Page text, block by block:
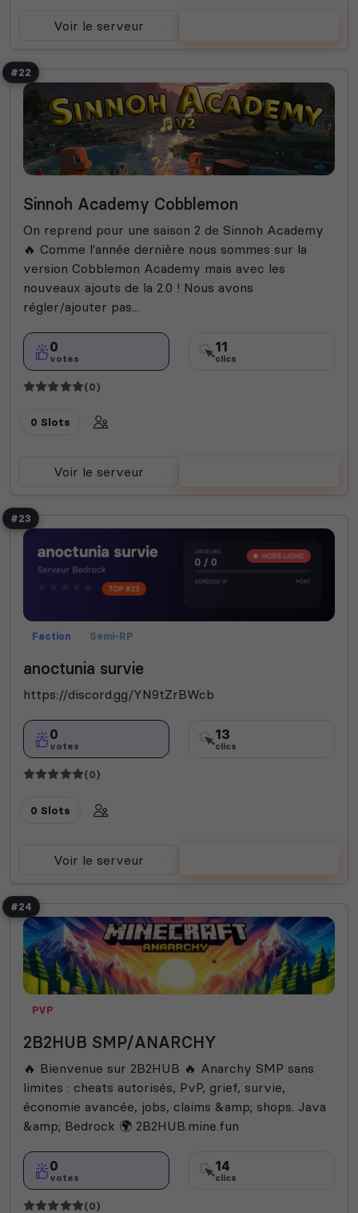
Voir le serveur
#22
Sinnoh Academy Cobblemon
On reprend pour une saison 2 de Sinnoh Academy
🔥 Comme l'année dernière nous sommes sur la
version Cobblemon Academy mais avec les
nouveaux ajouts de la 2.0 ! Nous avons
régler/ajouter pas...
0
votes
11
clics
(0)
0 Slots
Voir le serveur
#23
Faction Semi-RP
anoctunia survie
https://discord.gg/YN9tZrBWcb
0
votes
13
clics
(0)
0 Slots
Voir le serveur
#24
PVP
2B2HUB SMP/ANARCHY
🔥 Bienvenue sur 2B2HUB 🔥 Anarchy SMP sans
limites : cheats autorisés, PvP, grief, survie,
économie avancée, jobs, claims &amp; shops. Java
&amp; Bedrock 🌍 2B2HUB.mine.fun
0
votes
14
clics
(0)